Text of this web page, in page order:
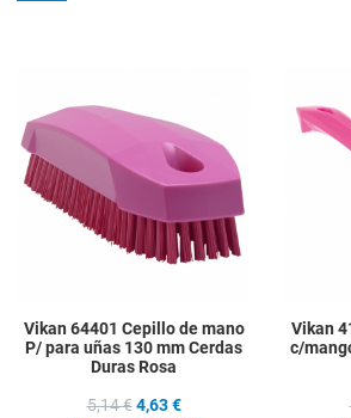
Add to
Vikan 64401 Cepillo de mano
P/ para uñas 130 mm Cerdas
Duras Rosa
5,14 € 4,63 €
Vikan
c/